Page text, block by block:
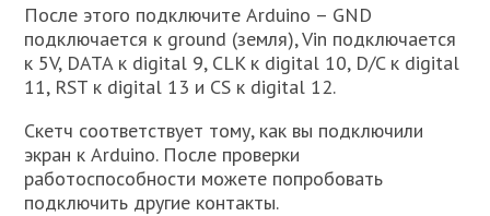
После этого подключите Arduino – GND
подключается к ground (земля), Vin подключается
к 5V, DATA к digital 9, CLK к digital 10, D/C к digital
11, RST к digital 13 и CS к digital 12.
Скетч соответствует тому, как вы подключили
экран к Arduino. После проверки
работоспособности можете попробовать
подключить другие контакты.